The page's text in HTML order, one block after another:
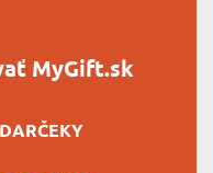
MyGift.sk